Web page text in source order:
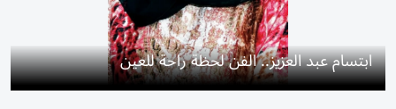
ابتسام عبد العزيز.. الفن لحظة راحة للعين